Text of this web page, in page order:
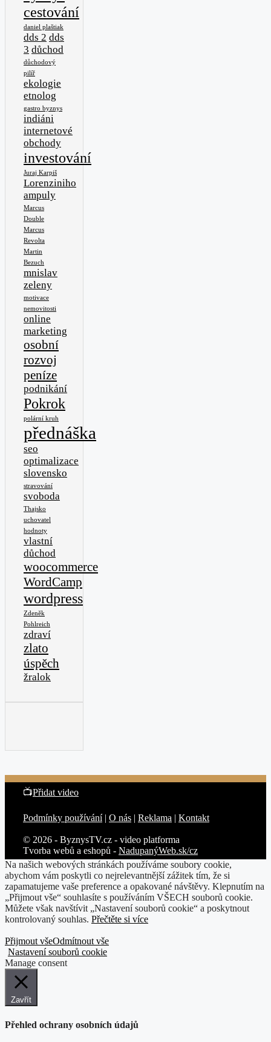
cestování
daniel plaštiak
dds 2 dds
3 důchod
důchodový
pilíř
ekologie
etnolog
gastro byznys
indiáni
internetové
obchody
investování
Juraj Karpiš
Lorenziniho
ampuly
Marcus
Double
Marcus
Revolta
Martin
Bezuch
mnislav
zeleny
motivace
nemovitosti
online
marketing
osobní
rozvoj
peníze
podnikání
Pokrok
polární kruh
přednáška
seo
optimalizace
slovensko
stravování
svoboda
Thajsko
uchovatel
hodnoty
vlastní
důchod
woocommerce
WordCamp
wordpress
Zdeněk
Pohlreich
zdraví
zlato
úspěch
žralok
📺Přidat video
Podmínky používání O nás Reklama Kontakt
© 2026 - ByznysTV.cz - video platforma
Tvorba webů a eshopů - NadupanýWeb.sk/cz
Na našich webových stránkách používáme soubory cookie,
abychom vám poskytli co nejrelevantnější zážitek tím, že si
zapamatujeme vaše preference a opakované návštěvy. Klepnutím na
„Přijmout vše“ souhlasíte s používáním VŠECH souborů cookie.
Můžete však navštívit „Nastavení souborů cookie“ a poskytnout
kontrolovaný souhlas. Přečtěte si více
Přijmout všeOdmítnout vše
Nastavení souborů cookie
Manage consent
Zavřít
Přehled ochrany osobních údajů